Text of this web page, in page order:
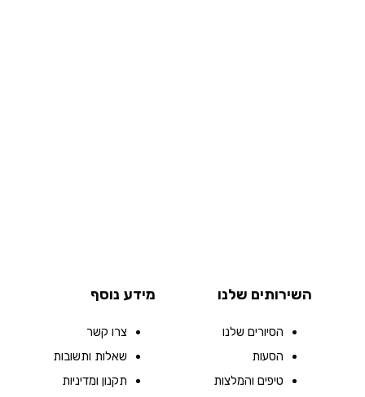
השירותים שלנו
הסיורים שלנו
הסעות
טיפים והמלצות
מידע נוסף
צרו קשר
שאלות ותשובות
תקנון ומדיניות